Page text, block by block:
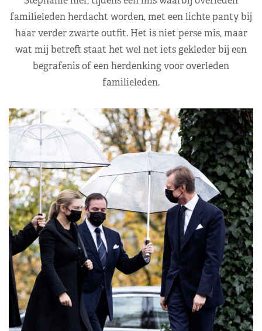
familieleden herdacht worden, met een lichte panty bij
haar verder zwarte outfit. Het is niet perse mis, maar
wat mij betreft staat het wel net iets gekleder bij een
begrafenis of een herdenking voor overleden
familieleden.